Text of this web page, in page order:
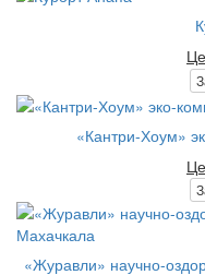
«Кантри-Хоум»
«Журавли» научно-